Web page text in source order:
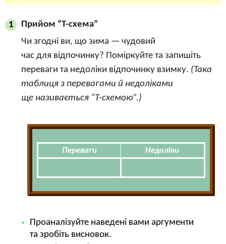
1
Прийом “Т-схема”
Чи згодні ви, що зима — чудовий
час для відпочинку? Поміркуйте та запишіть
переваги та недоліки відпочинку взимку. (Така
таблиця з перевагами й недоліками
ще називається “Т-схемою”.)
Переваги Недоліки
Проаналізуйте наведені вами аргументи
та зробіть висновок.